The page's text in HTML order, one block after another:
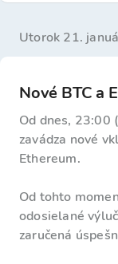
utorok 21.
Nové BTC a
Od dnes, 23:00
zavádza nové
Ethereum.
Od tohto
odosielané
zaručená